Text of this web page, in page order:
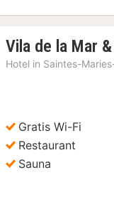
foto
Vila de la Mar
Hotel in Saintes-
Gratis Wi-Fi
Restaurant
Sauna